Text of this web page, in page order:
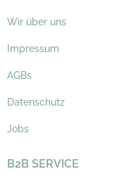
Wir über uns
Impressum
AGBs
Datenschutz
Jobs
B2B SERVICE